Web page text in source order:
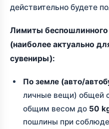
действительно будете
Лимиты беспошлинного
(наиболее актуально
сувениры):
По земле (авто/
личные вещи) общей
общим весом до 50
пошлины при